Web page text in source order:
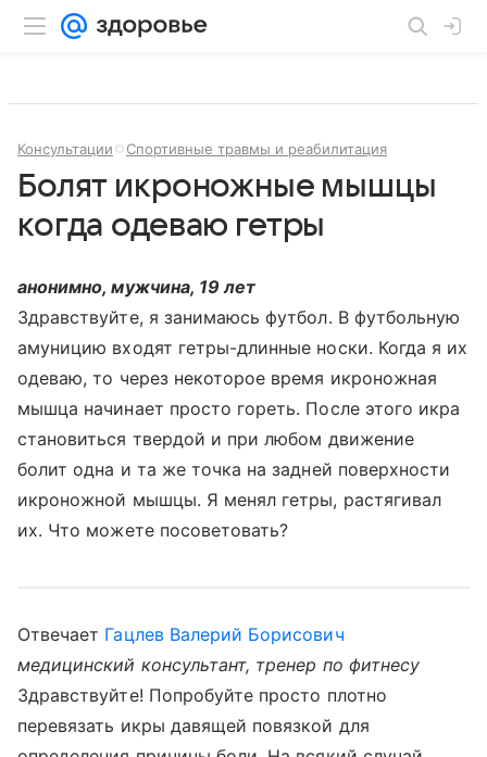
Консультации Спортивные травмы и реабилитация
Болят икроножные мышцы
когда одеваю гетры
анонимно, мужчина, 19 лет
Здравствуйте, я занимаюсь футбол. В футбольную
амуницию входят гетры-длинные носки. Когда я их
одеваю, то через некоторое время икроножная
мышца начинает просто гореть. После этого икра
становиться твердой и при любом движение
болит одна и та же точка на задней поверхности
икроножной мышцы. Я менял гетры, растягивал
их. Что можете посоветовать?
Отвечает Гацлев Валерий Борисович
медицинский консультант, тренер по фитнесу
Здравствуйте! Попробуйте просто плотно
перевязать икры давящей повязкой для